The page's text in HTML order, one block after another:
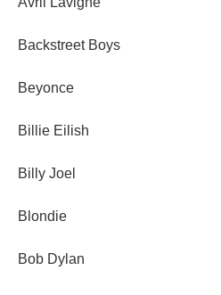
Backstreet Boys
Beyonce
Billie Eilish
Billy Joel
Blondie
Bob Dylan